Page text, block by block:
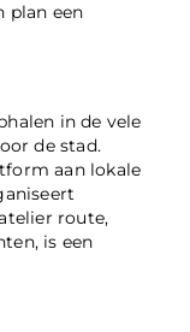
plan een
in de vele
de stad.
aan lokale
route,
is een